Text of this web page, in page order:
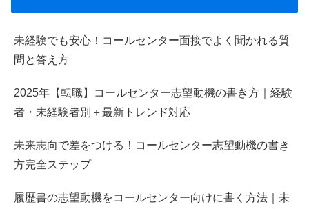
未経験でも安心！コールセンター面接でよく聞かれる質
問と答え方
2025年【転職】コールセンター志望動機の書き方｜経験
者・未経験者別＋最新トレンド対応
未来志向で差をつける！コールセンター志望動機の書き
方完全ステップ
履歴書の志望動機をコールセンター向けに書く方法｜未